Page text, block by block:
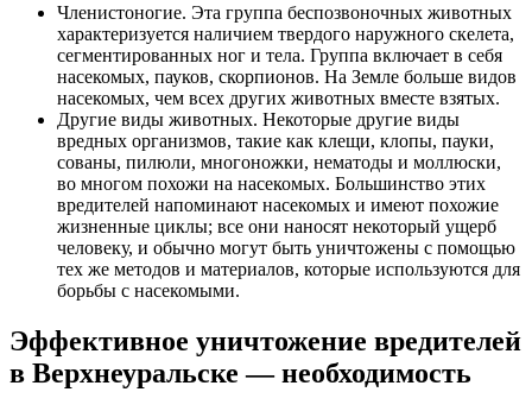
Членистоногие. Эта группа беспозвоночных животных
характеризуется наличием твердого наружного скелета,
сегментированных ног и тела. Группа включает в себя
насекомых, пауков, скорпионов. На Земле больше видов
насекомых, чем всех других животных вместе взятых.
Другие виды животных. Некоторые другие виды
вредных организмов, такие как клещи, клопы, пауки,
сованы, пилюли, многоножки, нематоды и моллюски,
во многом похожи на насекомых. Большинство этих
вредителей напоминают насекомых и имеют похожие
жизненные циклы; все они наносят некоторый ущерб
человеку, и обычно могут быть уничтожены с помощью
тех же методов и материалов, которые используются для
борьбы с насекомыми.
Эффективное уничтожение вредителей
в Верхнеуральске — необходимость